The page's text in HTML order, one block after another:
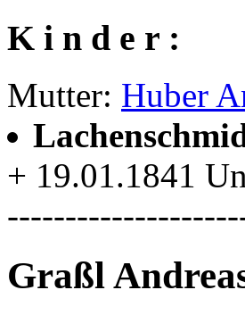
K i n d e r :
Mutter: Huber
+ 19.01.1841
Graßl